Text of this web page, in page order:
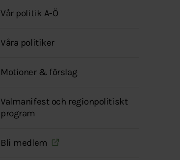
Vår politik A-Ö
Våra politiker
Motioner & förslag
Valmanifest och regionpolitiskt
program
Bli medlem